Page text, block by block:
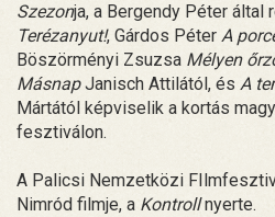
Szezonja, a Bergendy Péter által
Terézanyut!, Gárdos Péter A
Böszörményi Zsuzsa Mélyen
MásnapJanisch Attilától, és A
Mártától képviselik a kortás
fesztiválon.
A Palicsi Nemzetközi
Nimród filmje, a Kontrollnyerte.